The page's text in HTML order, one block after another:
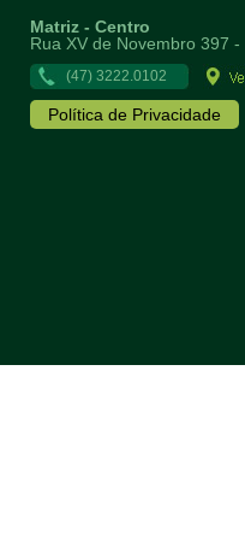
Matriz - Centro
Rua XV de Novembro 397 -
(47) 3222.0102
Política de Privacidade